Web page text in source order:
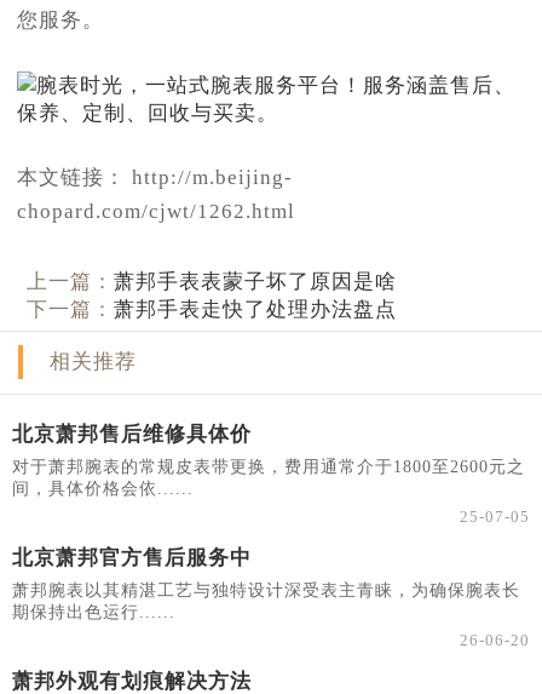
您服务。
本文链接： http://m.beijing-
chopard.com/cjwt/1262.html
上一篇：萧邦手表表蒙子坏了原因是啥
下一篇：萧邦手表走快了处理办法盘点
相关推荐
北京萧邦售后维修具体价
对于萧邦腕表的常规皮表带更换，费用通常介于1800至2600元之
间，具体价格会依......
25-07-05
北京萧邦官方售后服务中
萧邦腕表以其精湛工艺与独特设计深受表主青睐，为确保腕表长
期保持出色运行......
26-06-20
萧邦外观有划痕解决方法